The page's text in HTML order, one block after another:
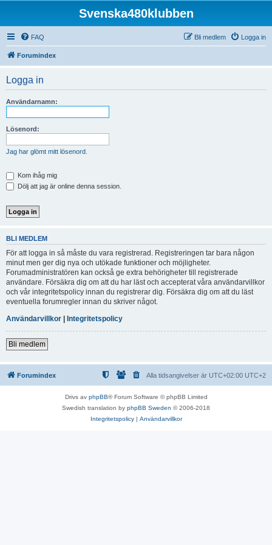
Svenska480klubben
FAQ Logga in
Bli medlem
Forumindex
Logga in
Användarnamn:
Lösenord:
Jag har glömt mitt lösenord.
Kom ihåg mig
Dölj att jag är online denna session.
BLI MEDLEM
För att logga in så måste du vara registrerad. Registreringen tar bara någon
minut men ger dig nya och utökade funktioner och möjligheter.
Forumadministratören kan också ge extra behörigheter till registrerade
användare. Försäkra dig om att du har läst och accepterat våra användarvillkor
och vår integritetspolicy innan du registrerar dig. Försäkra dig om att du läst
eventuella forumregler innan du skriver något.
Användarvillkor | Integritetspolicy
Bli medlem
Forumindex Alla tidsangivelser är UTC+02:00 UTC+2
Drivs av phpBB® Forum Software © phpBB Limited
Swedish translation by phpBB Sweden © 2006-2018
Integritetspolicy| Användarvillkor